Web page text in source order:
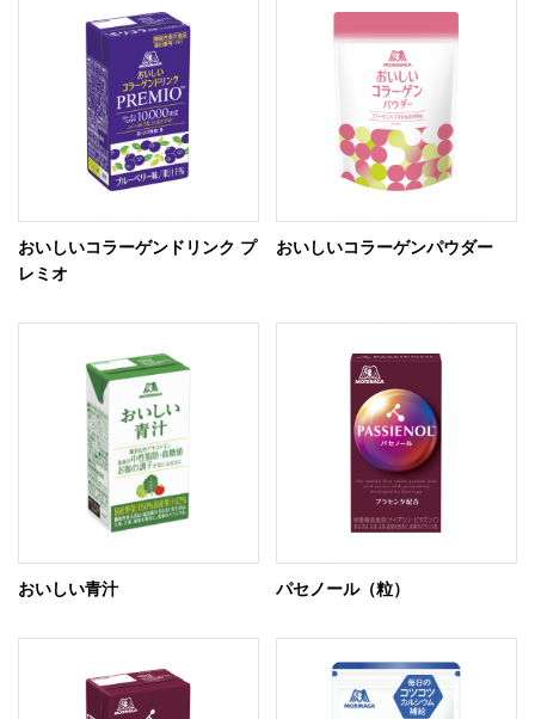
おいしいコラーゲンドリンク プ
レミオ
おいしいコラーゲンパウダー
おいしい青汁 パセノール（粒）